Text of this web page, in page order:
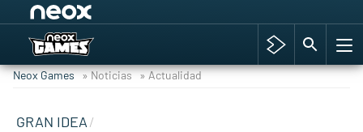
Hyrule Warriors: La Era del Cataclismo
Neox Games » Noticias » Actualidad
GRAN IDEA